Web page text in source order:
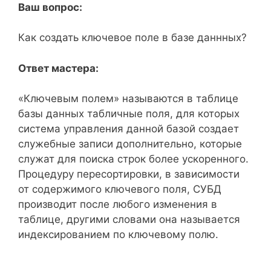
Ваш вопрос:
Как создать ключевое поле в базе даннных?
Ответ мастера:
«Ключевым полем» называются в таблице
базы данных табличные поля, для которых
система управления данной базой создает
служебные записи дополнительно, которые
служат для поиска строк более ускоренного.
Процедуру пересортировки, в зависимости
от содержимого ключевого поля, СУБД
производит после любого изменения в
таблице, другими словами она называется
индексированием по ключевому полю.